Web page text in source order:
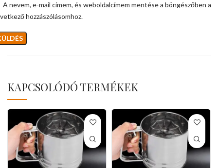
A nevem, e-mail címem, és weboldalcímem mentése a böngészőben a
hozzászólásomhoz.
KAPCSOLÓDÓ TERMÉKEK